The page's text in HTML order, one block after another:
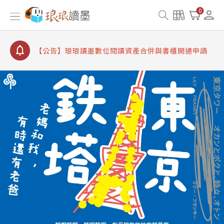
0
【公告】琅琅書店服務升級重要說明及資產合併結果
查詢
【公告】因 Readmoo 讀墨系統維護中，本站同步暫
【公告】琅琅讀墨數位閱讀資產合併與書櫃開通申請
【公告】琅琅讀墨書櫃開通常見問題
【公告】琅琅讀墨 3 分鐘完成書櫃開通與資產合併申
請圖文教學
【公告】琅琅書店服務升級重要說明及資產合併結果
查詢
【公告】因 Readmoo 讀墨系統維護中，本站同步暫
停部分閱讀服務